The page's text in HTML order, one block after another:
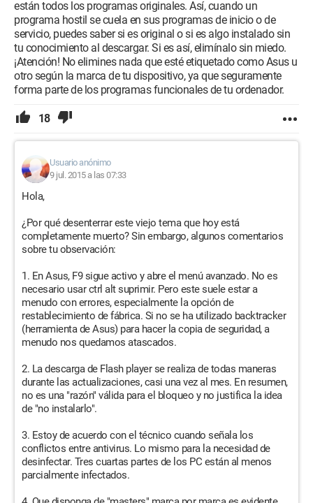
están todos los programas originales. Así, cuando un
programa hostil se cuela en sus programas de inicio o de
servicio, puedes saber si es original o si es algo instalado sin
tu conocimiento al descargar. Si es así, elimínalo sin miedo.
¡Atención! No elimines nada que esté etiquetado como Asus u
otro según la marca de tu dispositivo, ya que seguramente
forma parte de los programas funcionales de tu ordenador.
18
Usuario anónimo
9 jul. 2015 a las 07:33
Hola,
¿Por qué desenterrar este viejo tema que hoy está
completamente muerto? Sin embargo, algunos comentarios
sobre tu observación:
1. En Asus, F9 sigue activo y abre el menú avanzado. No es
necesario usar ctrl alt suprimir. Pero este suele estar a
menudo con errores, especialmente la opción de
restablecimiento de fábrica. Si no se ha utilizado backtracker
(herramienta de Asus) para hacer la copia de seguridad, a
menudo nos quedamos atascados.
2. La descarga de Flash player se realiza de todas maneras
durante las actualizaciones, casi una vez al mes. En resumen,
no es una "razón" válida para el bloqueo y no justifica la idea
de "no instalarlo".
3. Estoy de acuerdo con el técnico cuando señala los
conflictos entre antivirus. Lo mismo para la necesidad de
desinfectar. Tres cuartas partes de los PC están al menos
parcialmente infectados.